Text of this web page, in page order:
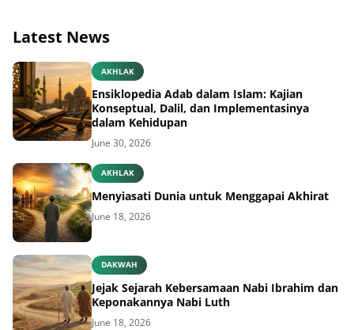
Latest News
AKHLAK
Ensiklopedia Adab dalam Islam: Kajian
Konseptual, Dalil, dan Implementasinya
dalam Kehidupan
June 30, 2026
AKHLAK
Menyiasati Dunia untuk Menggapai Akhirat
June 18, 2026
DAKWAH
Jejak Sejarah Kebersamaan Nabi Ibrahim dan
Keponakannya Nabi Luth
June 18, 2026